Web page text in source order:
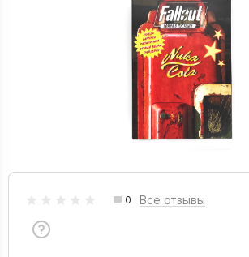
0 Все отзывы